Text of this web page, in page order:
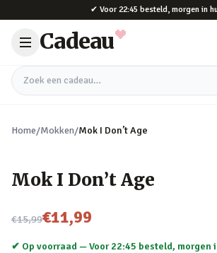
✔ Voor 22:45 besteld, morgen in
Cadeau
Zoek een cadeau
Home/Mokken/Mok I Don’t Age
Mok I Don’t Age
€15,99
Nu voor€11,99
✔ Op voorraad —Voor 22:45 besteld, morgen